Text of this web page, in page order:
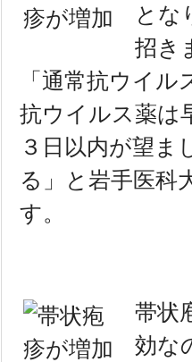
とな
招き
「通常抗ウイ
抗ウイルス薬は
３日以内が望ま
る」と岩手医科
す。
帯状
効な